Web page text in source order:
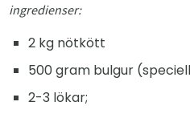
ingredienser:
2 kg nötkött
500 gram bulgur
2-3 lökar;